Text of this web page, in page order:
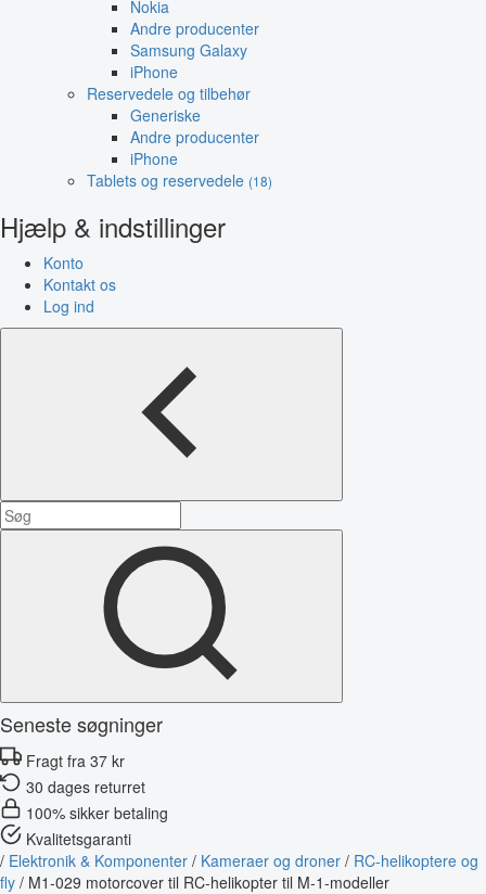
Nokia
Andre producenter
Samsung Galaxy
iPhone
Reservedele og tilbehør
Generiske
Andre producenter
iPhone
Tablets og reservedele (18)
Hjælp & indstillinger
Konto
Kontakt os
Log ind
Seneste søgninger
Fragt fra 37 kr
30 dages returret
100% sikker betaling
Kvalitetsgaranti
/ Elektronik & Komponenter / Kameraer og droner / RC-helikoptere og
fly / M1-029 motorcover til RC-helikopter til M-1-modeller